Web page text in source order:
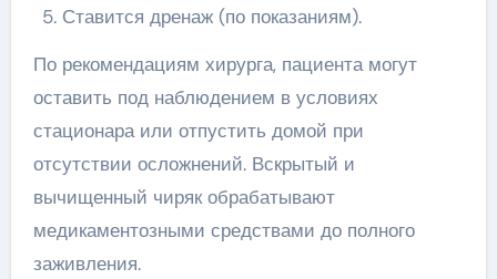
Ставится дренаж (по показаниям).
По рекомендациям хирурга, пациента могут
оставить под наблюдением в условиях
стационара или отпустить домой при
отсутствии осложнений. Вскрытый и
вычищенный чиряк обрабатывают
медикаментозными средствами до полного
заживления.